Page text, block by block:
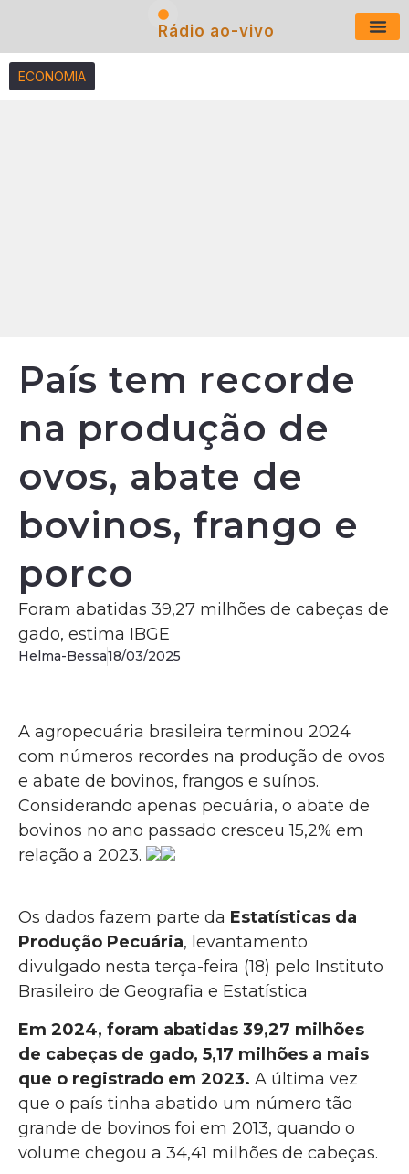
Rádio ao-vivo
ECONOMIA
País tem recorde
na produção de
ovos, abate de
bovinos, frango e
porco
Foram abatidas 39,27 milhões de cabeças de
gado, estima IBGE
Helma-Bessa18/03/2025
A agropecuária brasileira terminou 2024
com números recordes na produção de ovos
e abate de bovinos, frangos e suínos.
Considerando apenas pecuária, o abate de
bovinos no ano passado cresceu 15,2% em
relação a 2023.
Os dados fazem parte da Estatísticas da
Produção Pecuária, levantamento
divulgado nesta terça-feira (18) pelo Instituto
Brasileiro de Geografia e Estatística
Em 2024, foram abatidas 39,27 milhões
de cabeças de gado, 5,17 milhões a mais
que o registrado em 2023. A última vez
que o país tinha abatido um número tão
grande de bovinos foi em 2013, quando o
volume chegou a 34,41 milhões de cabeças.